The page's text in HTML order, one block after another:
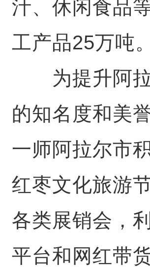
汁、休闲食品
工产品25万吨。
为提升阿拉
的知名度和美
一师阿拉尔市
红枣文化旅游
各类展销会，
平台和网红带